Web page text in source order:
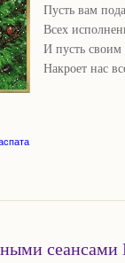
Пусть вам
Всех
И пусть своим
Накроет нас